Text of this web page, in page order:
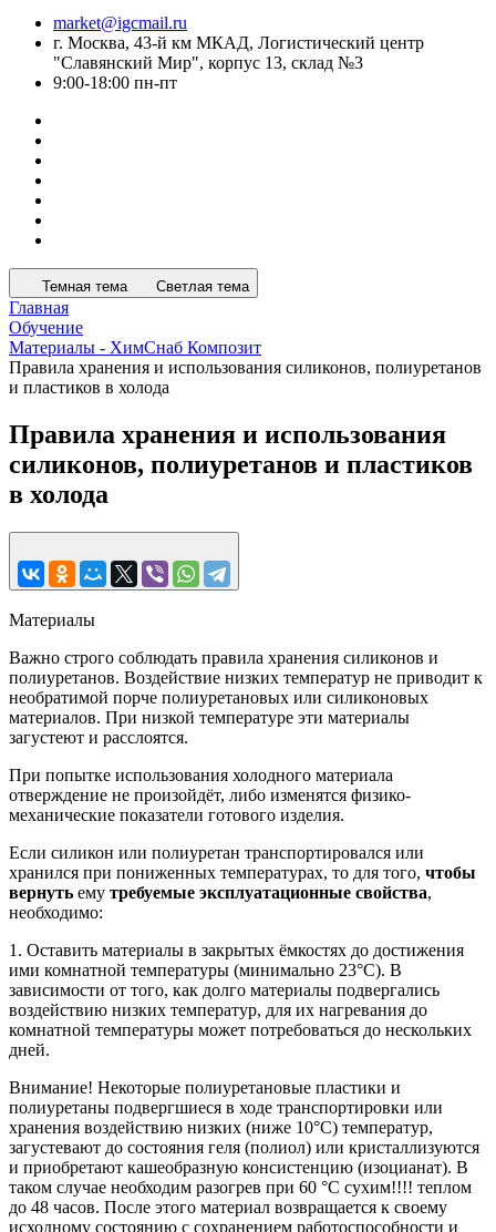
market@igcmail.ru
г. Москва, 43-й км МКАД, Логистический центр
"Славянский Мир", корпус 13, склад №3
9:00-18:00 пн-пт
Темная тема Светлая тема
Главная
Обучение
Материалы - ХимСнаб Композит
Правила хранения и использования силиконов, полиуретанов
и пластиков в холода
Правила хранения и использования
силиконов, полиуретанов и пластиков
в холода
Материалы
Важно строго соблюдать правила хранения силиконов и
полиуретанов. Воздействие низких температур не приводит к
необратимой порче полиуретановых или силиконовых
материалов. При низкой температуре эти материалы
загустеют и расслоятся.
При попытке использования холодного материала
отверждение не произойдёт, либо изменятся физико-
механические показатели готового изделия.
Если силикон или полиуретан транспортировался или
хранился при пониженных температурах, то для того, чтобы
вернуть ему требуемые эксплуатационные свойства,
необходимо:
1. Оставить материалы в закрытых ёмкостях до достижения
ими комнатной температуры (минимально 23°C). В
зависимости от того, как долго материалы подвергались
воздействию низких температур, для их нагревания до
комнатной температуры может потребоваться до нескольких
дней.
Внимание! Некоторые полиуретановые пластики и
полиуретаны подвергшиеся в ходе транспортировки или
хранения воздействию низких (ниже 10°C) температур,
загустевают до состояния геля (полиол) или кристаллизуются
и приобретают кашеобразную консистенцию (изоцианат). В
таком случае необходим разогрев при 60 °C сухим!!!! теплом
до 48 часов. После этого материал возвращается к своему
исходному состоянию с сохранением работоспособности и